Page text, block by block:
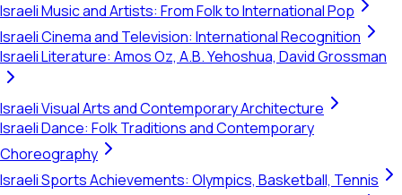
Israeli Music and Artists: From Folk to International Pop
Israeli Cinema and Television: International Recognition
Israeli Literature: Amos Oz, A.B. Yehoshua, David Grossman
Israeli Visual Arts and Contemporary Architecture
Israeli Dance: Folk Traditions and Contemporary
Choreography
Israeli Sports Achievements: Olympics, Basketball, Tennis